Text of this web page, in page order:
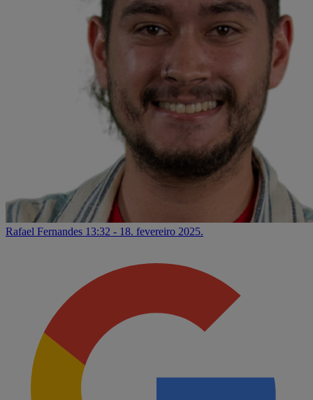
Rafael Fernandes 13:32 - 18. fevereiro 2025.